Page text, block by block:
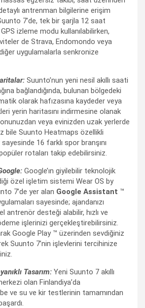
antrenman bilgilerine erişim
7’de, tek bir şarjla 12 saat
izleme modu kullanılabilirken,
de Strava, Endomondo veya
uygulamalarla senkronize
Suunto’nun yeni nesil akıllı saati
bağlandığında, bulunan bölgedeki
olarak hafızasına kaydeder veya
yerin haritasını indirmesine olanak
veya evinizden uzak yerlerde
bile Suunto Heatmaps özellikli
16 farklı spor branşını
rotaları takip edebilirsiniz.
Google’ın giyilebilir teknolojik
özel işletim sistemi Wear OS by
7’de yer alan Google Assistant ™
sayesinde; ajandanızı
antrenör desteği alabilir, hızlı ve
işlerinizi gerçekleştirebilirsiniz.
Google Play ™ üzerinden sevdiğiniz
Suunto 7’nin işlevlerini tercihinize
Tasarım: Yeni Suunto 7 akıllı
olan Finlandiya’da
ve su ve kir testlerinin tamamından